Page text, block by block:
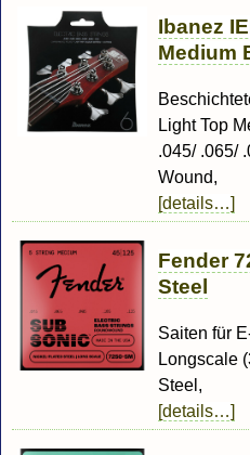
Ibanez
Medium
Light Top
.045/ .065/
Wound,
[details…]
Fender
Steel
Saiten für
Longscale
Steel,
[details…]